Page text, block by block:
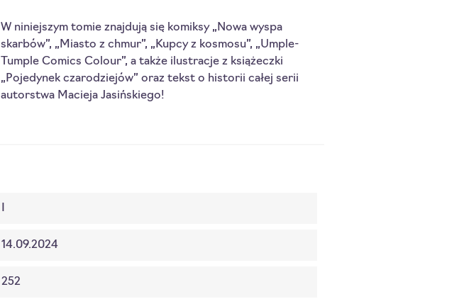
W niniejszym tomie znajdują się komiksy „Nowa wyspa
skarbów”, „Miasto z chmur”, „Kupcy z kosmosu”, „Umple-
Tumple Comics Colour”, a także ilustracje z książeczki
„Pojedynek czarodziejów” oraz tekst o historii całej serii
autorstwa Macieja Jasińskiego!
14.09.2024
252